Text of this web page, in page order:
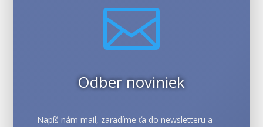

Odber noviniek
Napíš nám mail, zaradíme ťa do newsletteru a